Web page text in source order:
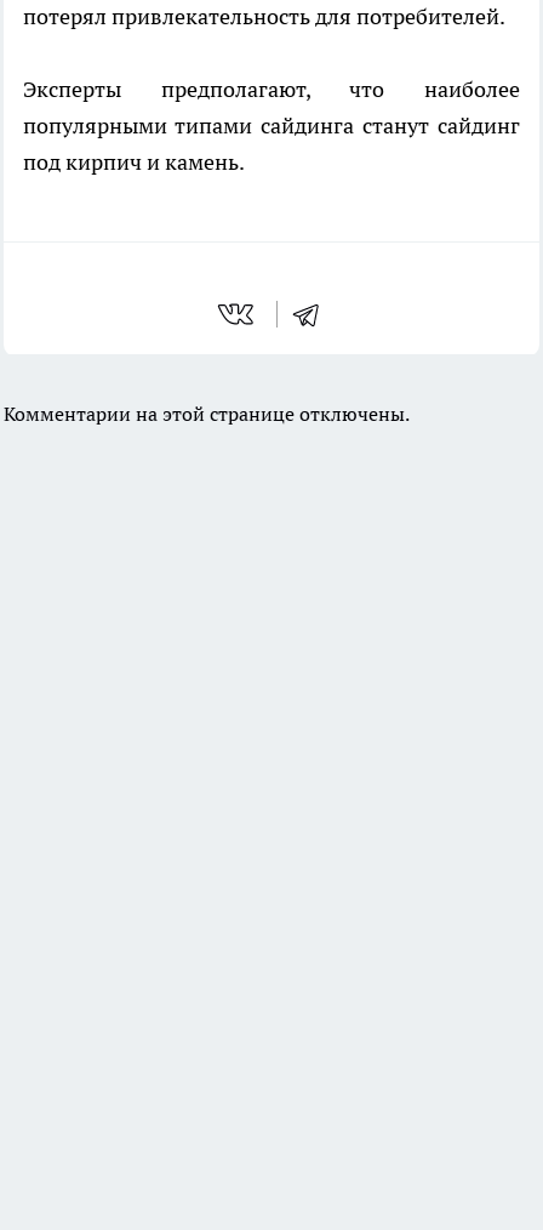
потерял привлекательность для потребителей.
Эксперты предполагают, что наиболее
популярными типами сайдинга станут сайдинг
под кирпич и камень.
Комментарии на этой странице отключены.